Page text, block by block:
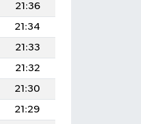
21:36
21:34
21:33
21:32
21:30
21:29